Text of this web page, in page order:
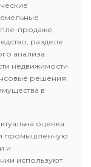
продаже,
разделе
анализа.
недвижимости
решения
в
оценка
промышленную
и
используют